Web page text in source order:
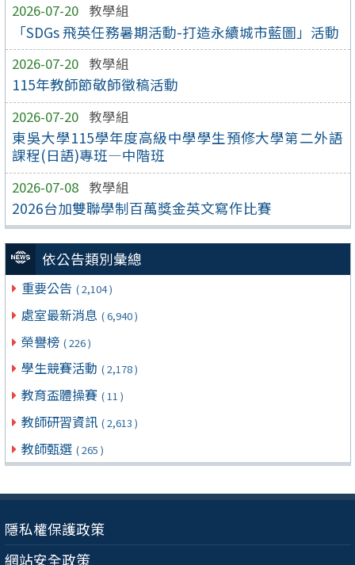
2026-07-20 教學組
「SDGs 飛英任務暑期活動-打造永續城市藍圖」活動
2026-07-20 教學組
115年教師節敬師徵稿活動
2026-07-20 教學組
東吳大學115學年度高級中學學生預修大學第二外語
課程(日語)專班—中階班
2026-07-08 教學組
2026台加雙聯學制百萬獎金英文寫作比賽
依公告類別彙總
重要公告 ( 2,104 )
處室最新消息 ( 6,940 )
榮譽榜 ( 226 )
學生競賽活動 ( 2,178 )
教育盃體操賽 ( 11 )
教師研習資訊 ( 2,613 )
教師甄選 ( 265 )
隱私權保護政策
網站安全政策